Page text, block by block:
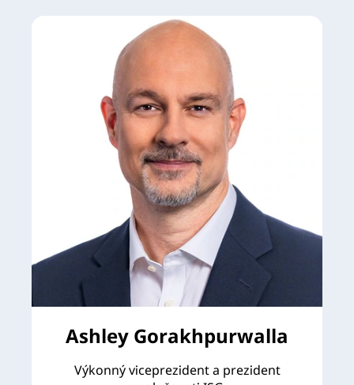
Ashley Gorakhpurwalla
Výkonný viceprezident a prezident